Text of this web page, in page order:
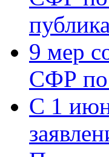
9 мер
СФР по
С 1